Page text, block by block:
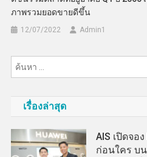
ภาพรวมยอดขายดีขึ้น
12/07/2022 Admin​1
เรื่องล่าสุด
AIS เปิดจอ
ก่อนใคร บน